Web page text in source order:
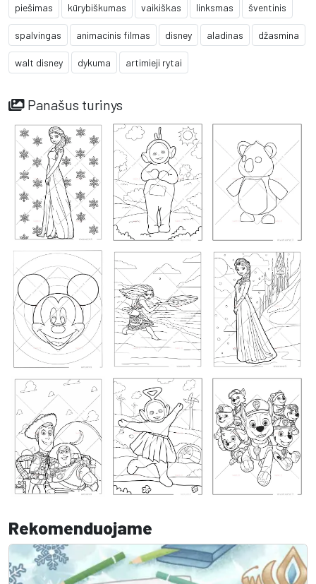
piešimas kūrybiškumas vaikiškas linksmas šventinis
spalvingas animacinis filmas disney aladinas džasmina
walt disney dykuma artimieji rytai
Panašus turinys
Rekomenduojame